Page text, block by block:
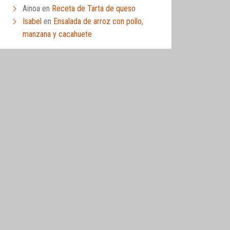
Ainoa en Receta de Tarta de queso
Isabel en Ensalada de arroz con pollo,
manzana y cacahuete